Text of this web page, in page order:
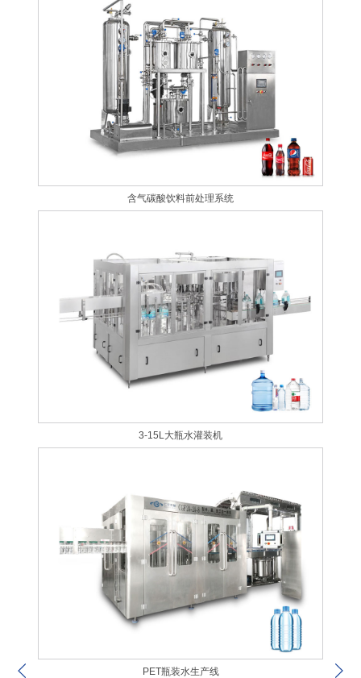
含气碳酸饮料前处理系统
3-15L大瓶水灌装机
PET瓶装水生产线